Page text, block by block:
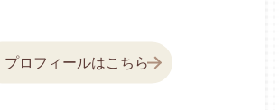
プロフィールはこちら